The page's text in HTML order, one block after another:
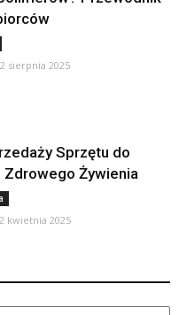
2 sierpnia 2025
Sprzętu do
Żywienia
2 kwietnia 2025